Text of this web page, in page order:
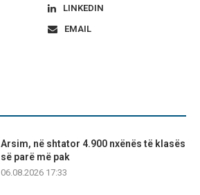
LINKEDIN
EMAIL
Arsim, në shtator 4.900 nxënës të klasës
së parë më pak
06.08.2026 17:33